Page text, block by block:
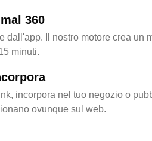
360
dall'app. Il nostro motore crea un
minuti.
incorpora nel tuo negozio o
ovunque sul web.